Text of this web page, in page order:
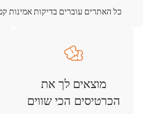
כל האתרים עוברים בדיקות אמינות
מוצאים לך את
הכרטיסים הכי שווים